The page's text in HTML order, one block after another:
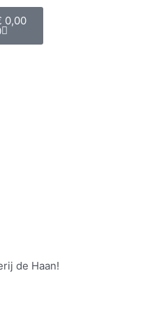
0,00
de Haan!